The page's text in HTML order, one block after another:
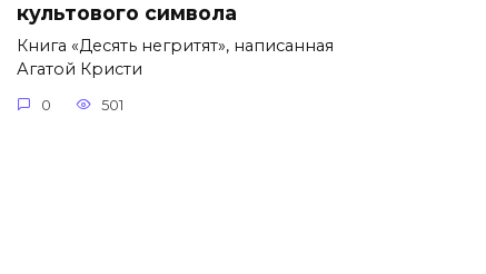
культового символа
Книга «Десять негритят», написанная
Агатой Кристи
0 501